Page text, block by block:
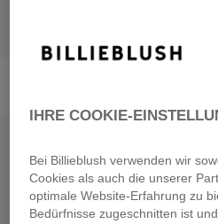
IHRE COOKIE-
Bei Billieblush verwenden wir
Cookies als auch die unserer
optimale Website-Erfahrung zu
Bedürfnisse zugeschnitten ist